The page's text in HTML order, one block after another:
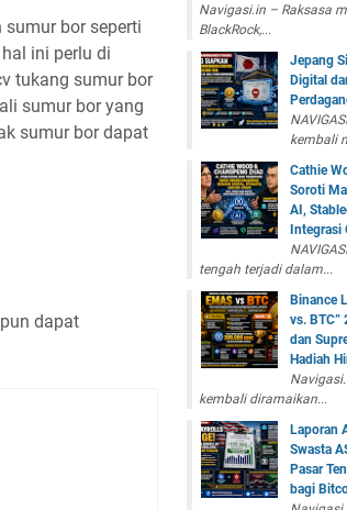
bor seperti
ini perlu di
tukang sumur bor
sumur bor yang
sumur bor dapat
dapat
Navigasi.in – Raksasa
BlackRock,...
Jepang
Digital
kembali
Cathie
Soroti
AI,
Integrasi
tengah terjadi dalam...
Binance
vs. BTC”
dan
Hadiah
kembali diramaikan...
Laporan
Swasta
Pasar
bagi